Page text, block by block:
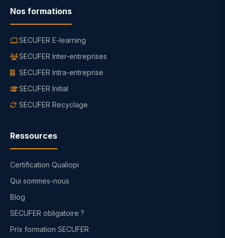
Nos formations
SECUFER E-learning
SECUFER Inter-entreprises
SECUFER Intra-entreprise
SECUFER Initial
SECUFER Recyclage
Ressources
Certification Qualiopi
Qui sommes-nous
Blog
SECUFER obligatoire ?
Prix formation SECUFER